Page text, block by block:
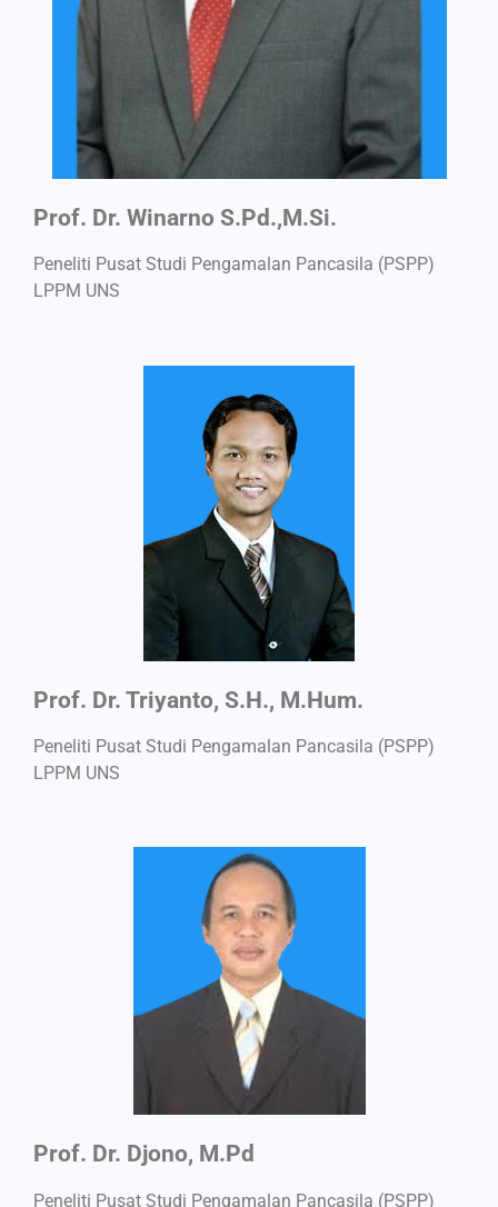
Prof. Dr. Winarno S.Pd.,M.Si.
Peneliti Pusat Studi Pengamalan Pancasila (PSPP)
LPPM UNS
Prof. Dr. Triyanto, S.H., M.Hum.
Peneliti Pusat Studi Pengamalan Pancasila (PSPP)
LPPM UNS
Prof. Dr. Djono, M.Pd
Peneliti Pusat Studi Pengamalan Pancasila (PSPP)